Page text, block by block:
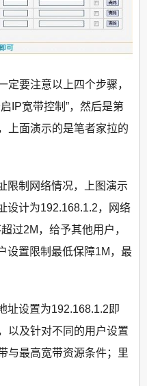
定要注意以上四个步骤，
IP宽带控制”，然后是第
上面演示的是笔者家拉的
限制网络情况，上图演示
设计为192.168.1.2，网络
过2M，给予其他用户，
设置限制最低保障1M，最
址设置为192.168.1.2即
以及针对不同的用户设置
与最高宽带资源条件；里